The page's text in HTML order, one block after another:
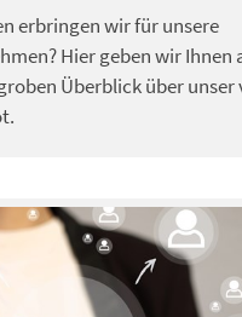
erbringen wir für unsere
Hier geben wir Ihnen
Überblick über